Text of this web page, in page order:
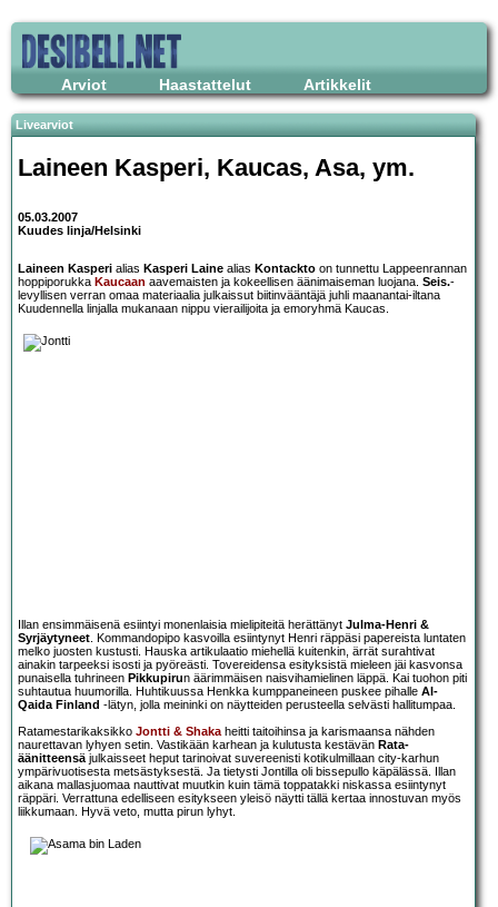
Arviot Haastattelut Artikkelit
Livearviot
Laineen Kasperi, Kaucas, Asa, ym.
05.03.2007
Kuudes linja/Helsinki
Laineen Kasperi alias Kasperi Laine alias Kontackto on tunnettu Lappeenrannan
hoppiporukka Kaucaan aavemaisten ja kokeellisen äänimaiseman luojana. Seis.-
levyllisen verran omaa materiaalia julkaissut biitinvääntäjä juhli maanantai-iltana
Kuudennella linjalla mukanaan nippu vierailijoita ja emoryhmä Kaucas.
Illan ensimmäisenä esiintyi monenlaisia mielipiteitä herättänyt Julma-Henri &
Syrjäytyneet. Kommandopipo kasvoilla esiintynyt Henri räppäsi papereista luntaten
melko juosten kustusti. Hauska artikulaatio miehellä kuitenkin, ärrät surahtivat
ainakin tarpeeksi isosti ja pyöreästi. Tovereidensa esityksistä mieleen jäi kasvonsa
punaisella tuhrineen Pikkupirun äärimmäisen naisvihamielinen läppä. Kai tuohon piti
suhtautua huumorilla. Huhtikuussa Henkka kumppaneineen puskee pihalle Al-
Qaida Finland -lätyn, jolla meininki on näytteiden perusteella selvästi hallitumpaa.
Ratamestarikaksikko Jontti & Shakaheitti taitoihinsa ja karismaansa nähden
naurettavan lyhyen setin. Vastikään karhean ja kulutusta kestävän Rata-
äänitteensäjulkaisseet heput tarinoivat suvereenisti kotikulmillaan city-karhun
ympärivuotisesta metsästyksestä. Ja tietysti Jontilla oli bissepullo käpälässä. Illan
aikana mallasjuomaa nauttivat muutkin kuin tämä toppatakki niskassa esiintynyt
räppäri. Verrattuna edelliseen esitykseen yleisö näytti tällä kertaa innostuvan myös
liikkumaan. Hyvä veto, mutta pirun lyhyt.